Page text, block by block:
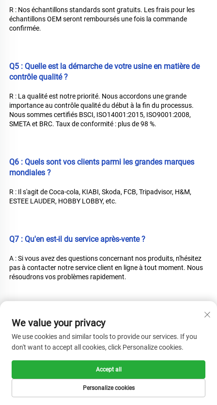
R : Nos échantillons standards sont gratuits. Les frais pour les
échantillons OEM seront remboursés une fois la commande
confirmée.
Q5 : Quelle est la démarche de votre usine en matière de
contrôle qualité ?
R : La qualité est notre priorité. Nous accordons une grande
importance au contrôle qualité du début à la fin du processus.
Nous sommes certifiés BSCI, ISO14001:2015, ISO9001:2008,
SMETA et BRC. Taux de conformité : plus de 98 %.
Q6 : Quels sont vos clients parmi les grandes marques
mondiales ?
R : Il s'agit de Coca-cola, KIABI, Skoda, FCB, Tripadvisor, H&M,
ESTEE LAUDER, HOBBY LOBBY, etc.
Q7 : Qu'en est-il du service après-vente ?
A : Si vous avez des questions concernant nos produits, n'hésitez
pas à contacter notre service client en ligne à tout moment. Nous
résoudrons vos problèmes rapidement.
A : Nous acceptons uniquement le paiement intégral par virement
bancaire !
Produits recommandés
We value your privacy
We use cookies and similar tools to provide our services. If you
don't want to accept all cookies, click Personalize cookies.
Personalize cookies
Accept all